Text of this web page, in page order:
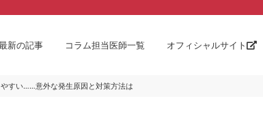
新の記事 コラム担当医師一覧 オフィシャルサイト
すい……意外な発生原因と対策方法は